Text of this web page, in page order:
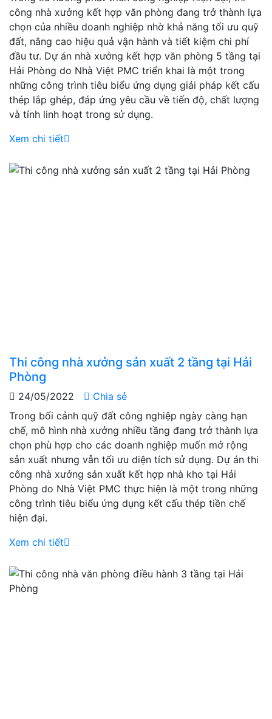
công nhà xưởng kết hợp văn phòng đang trở thành lựa
chọn của nhiều doanh nghiệp nhờ khả năng tối ưu quỹ
đất, nâng cao hiệu quả vận hành và tiết kiệm chi phí
đầu tư. Dự án nhà xưởng kết hợp văn phòng 5 tầng tại
Hải Phòng do Nhà Việt PMC triển khai là một trong
những công trình tiêu biểu ứng dụng giải pháp kết cấu
thép lắp ghép, đáp ứng yêu cầu về tiến độ, chất lượng
và tính linh hoạt trong sử dụng.
Xem chi tiết
Thi công nhà xưởng sản xuất 2 tầng tại Hải
Phòng
24/05/2022
Chia sẻ
Trong bối cảnh quỹ đất công nghiệp ngày càng hạn
chế, mô hình nhà xưởng nhiều tầng đang trở thành lựa
chọn phù hợp cho các doanh nghiệp muốn mở rộng
sản xuất nhưng vẫn tối ưu diện tích sử dụng. Dự án thi
công nhà xưởng sản xuất kết hợp nhà kho tại Hải
Phòng do Nhà Việt PMC thực hiện là một trong những
công trình tiêu biểu ứng dụng kết cấu thép tiền chế
hiện đại.
Xem chi tiết